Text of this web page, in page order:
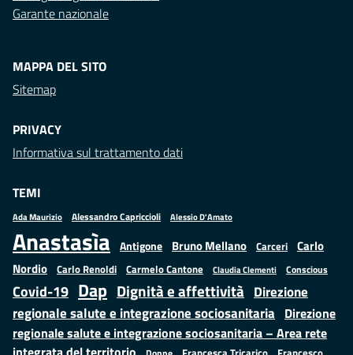
Garante nazionale
MAPPA DEL SITO
Sitemap
PRIVACY
Informativa sul trattamento dati
TEMI
Ada Maurizio Alessandro Capriccioli Alessio D'Amato
Anastasìa Antigone Bruno Mellano Carceri
Carlo
Nordio Carlo Renoldi Carmelo Cantone Claudia Clementi Conscious
Covid-19 Dap Dignità e affettività Direzione
regionale salute e integrazione sociosanitaria Direzione
regionale salute e integrazione sociosanitaria – Area rete